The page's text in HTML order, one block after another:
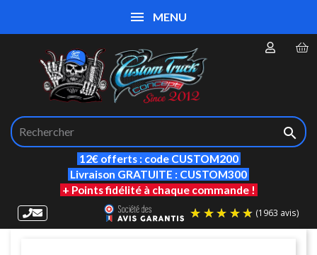

12€ offerts : code CUSTOM200
Livraison GRATUITE : CUSTOM300
+ Points fidélité à chaque commande !
MENU